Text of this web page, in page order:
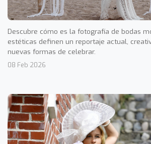
Descubre cómo es la fotografía de bodas
estéticas definen un reportaje actual,
nuevas formas de celebrar.
08 Feb 2026